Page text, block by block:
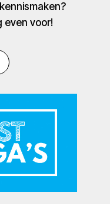
even voor!